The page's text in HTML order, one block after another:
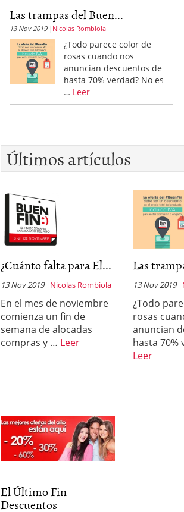
Las trampas del Buen...
13 Nov 2019 Nicolas Rombiola
¿Todo parece color de
rosas cuando nos
anuncian descuentos de
hasta 70% verdad? No es
… Leer
Últimos artículos
¿Cuánto falta para El...
13 Nov 2019 Nicolas Rombiola
En el mes de noviembre
comienza un fin de
semana de alocadas
compras y … Leer
Las
13 Nov 2019
¿Todo
rosas
anuncian
hasta 70%
Leer
El Último Fin
Descuentos